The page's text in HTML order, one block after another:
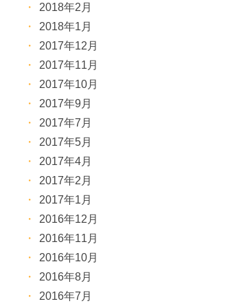
2018年2月
2018年1月
2017年12月
2017年11月
2017年10月
2017年9月
2017年7月
2017年5月
2017年4月
2017年2月
2017年1月
2016年12月
2016年11月
2016年10月
2016年8月
2016年7月